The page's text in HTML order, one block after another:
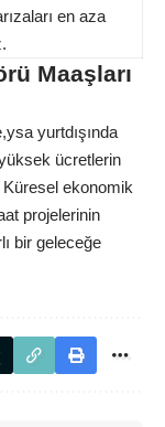
en aza
Maaşları
yurtdışında
ücretlerin
Küresel ekonomik
projelerinin
bir geleceğe